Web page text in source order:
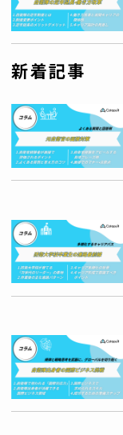
新着記事